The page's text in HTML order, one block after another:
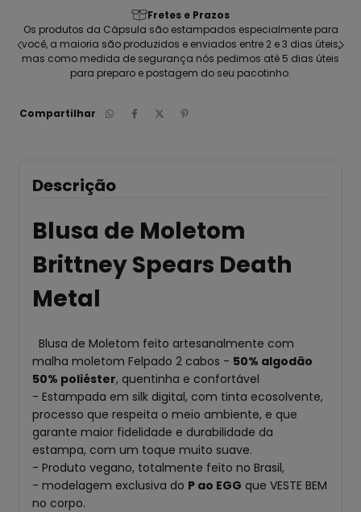
Fretes e Prazos
produtos da Cápsula são estampados especialmente para
a maioria são produzidos e enviados entre 2 e 3 dias úteis,
como medida de segurança nós pedimos até 5 dias úteis
para preparo e postagem do seu pacotinho.
Compartilhar
Descrição
Blusa de Moletom
Brittney Spears Death
Metal
Blusa de Moletom feito artesanalmente com
malha moletom Felpado 2 cabos - 50% algodão
50% poliéster, quentinha e confortável
- Estampada em silk digital, com tinta ecosolvente,
processo que respeita o meio ambiente, e que
garante maior fidelidade e durabilidade da
estampa, com um toque muito suave.
- Produto vegano, totalmente feito no Brasil,
- modelagem exclusiva do P ao EGG que VESTE BEM
no corpo.